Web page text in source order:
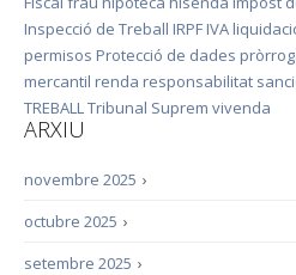
Inspecció de Treball IRPF IVA
permisos Protecció de dades
mercantil renda responsabilitat
TREBALLTribunal Suprem vivenda
ARXIU
›
novembre 2025
›
octubre 2025
›
setembre 2025